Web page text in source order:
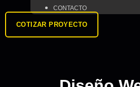
CONTACTO
COTIZAR PROYECTO